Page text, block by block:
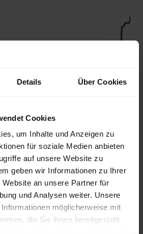
Details Über Cookies
Cookies
um Inhalte und Anzeigen zu
für soziale Medien anbieten
auf unsere Website zu
geben wir Informationen zu Ihrer
an unsere Partner für
und Analysen weiter. Unsere
möglicherweise mit
die Sie ihnen bereitgestellt
Ware
2026
2026
für Holzpellets in Deutschland
auf unsererPelletspreise-Seite
nachvollziehen.